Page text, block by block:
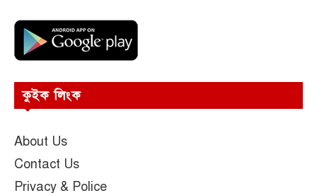
কুইক লিংক
About Us
Contact Us
Privacy & Police